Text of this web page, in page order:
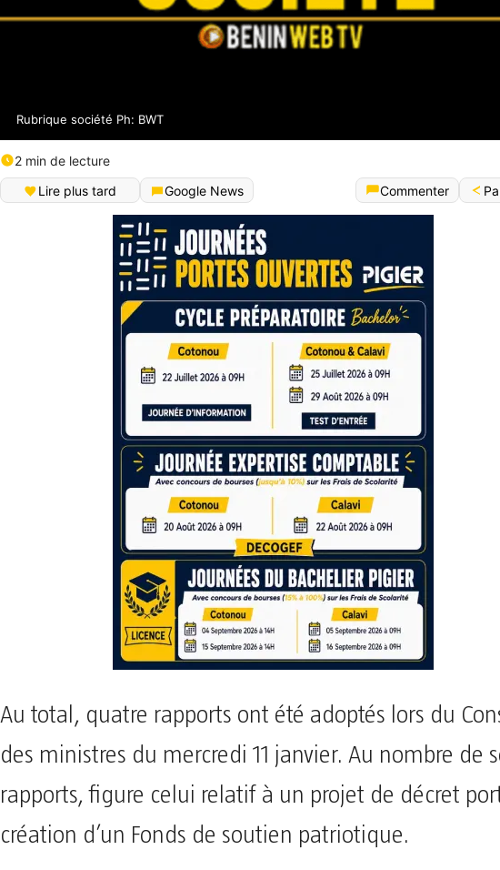
Rubrique société Ph: BWT
2 min de lecture
Lire plus tard
Google News Commenter
Au total, quatre rapports ont été adoptés lors du
des ministres du mercredi 11 janvier. Au nombre de
rapports, figure celui relatif à un projet de décret
création d’un Fonds de soutien patriotique.